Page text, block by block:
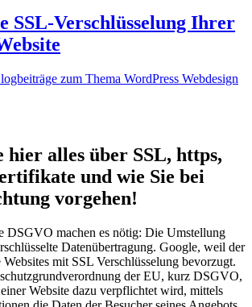
SSL-Ver­schlüs­selung Ihrer
hier alles über SSL, https,
und wie Sie bei
vorgehen!
DSGVO machen es nötig: Die Umstellung
Datenübertragung. Google, weil der
Websites mit SSL Verschlüsselung bevorzugt.
der EU, kurz DSGVO,
Website dazu verpflichtet wird, mittels